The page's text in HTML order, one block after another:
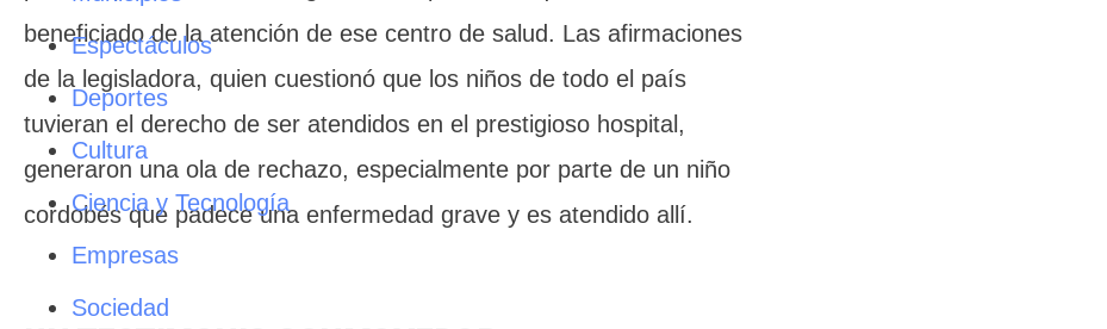
Espectáculos
Deportes
Cultura
Ciencia y Tecnología
Empresas
Sociedad
beneficiado de la atención de ese centro de salud. Las afirmaciones
de la legisladora, quien cuestionó que los niños de todo el país
tuvieran el derecho de ser atendidos en el prestigioso hospital,
generaron una ola de rechazo, especialmente por parte de un niño
cordobés que padece una enfermedad grave y es atendido allí.